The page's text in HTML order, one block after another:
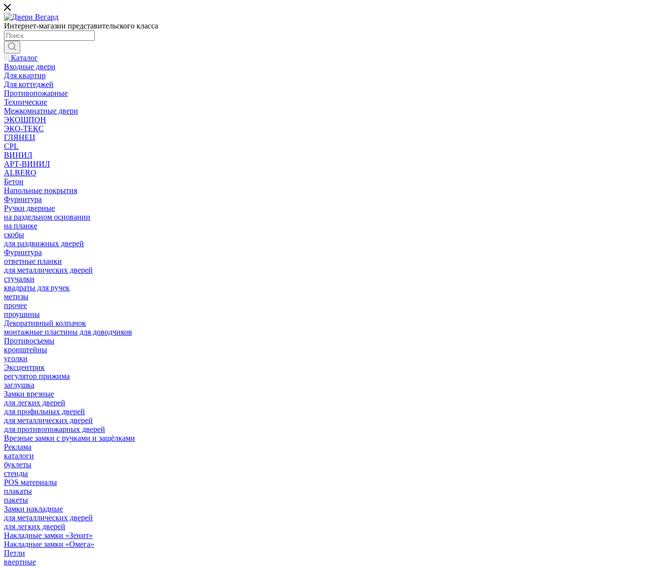
Интернет-магазин представительского класса
Каталог
Входные двери
Для квартир
Для коттеджей
Противопожарные
Технические
Межкомнатные двери
ЭКОШПОН
ЭКО-ТЕКС
ГЛЯНЕЦ
CPL
ВИНИЛ
АРТ-ВИНИЛ
ALBERO
Бетон
Напольные покрытия
Фурнитура
Ручки дверные
на раздельном основании
на планке
скобы
для раздвижных дверей
Фурнитура
ответные планки
для металлических дверей
стучалки
квадраты для ручек
метизы
прочее
проушины
Декоративный колпачок
монтажные пластины для доводчиков
Противосъемы
кронштейны
уголки
Эксцентрик
регулятор прижима
заглушка
Замки врезные
для легких дверей
для профильных дверей
для металлических дверей
для противопожарных дверей
Врезные замки с ручками и защёлками
Реклама
каталоги
буклеты
стенды
POS материалы
плакаты
пакеты
Замки накладные
для металлических дверей
для легких дверей
Накладные замки «Зенит»
Накладные замки «Омега»
Петли
ввертные